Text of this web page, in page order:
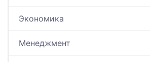
Экономика
Менеджмент